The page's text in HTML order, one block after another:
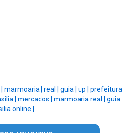
marmoaria | real | guia | up | prefeitura
| mercados | marmoaria real | guia
online |